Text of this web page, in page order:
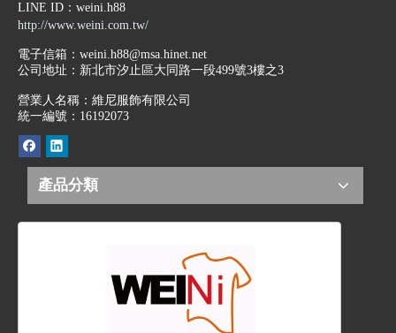
LINE ID ：weini.h88
http://www.weini.com.tw/
電子信箱： weini.h88@msa.hinet.net
公司地址： 新北市汐止區大同路一段499號3樓之3
營業人名稱：維尼服飾有限公司
統一編號：16192073
產品分類